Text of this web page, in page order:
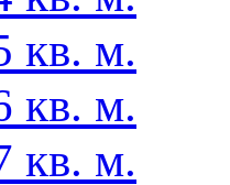
кв. м.
кв. м.
кв. м.